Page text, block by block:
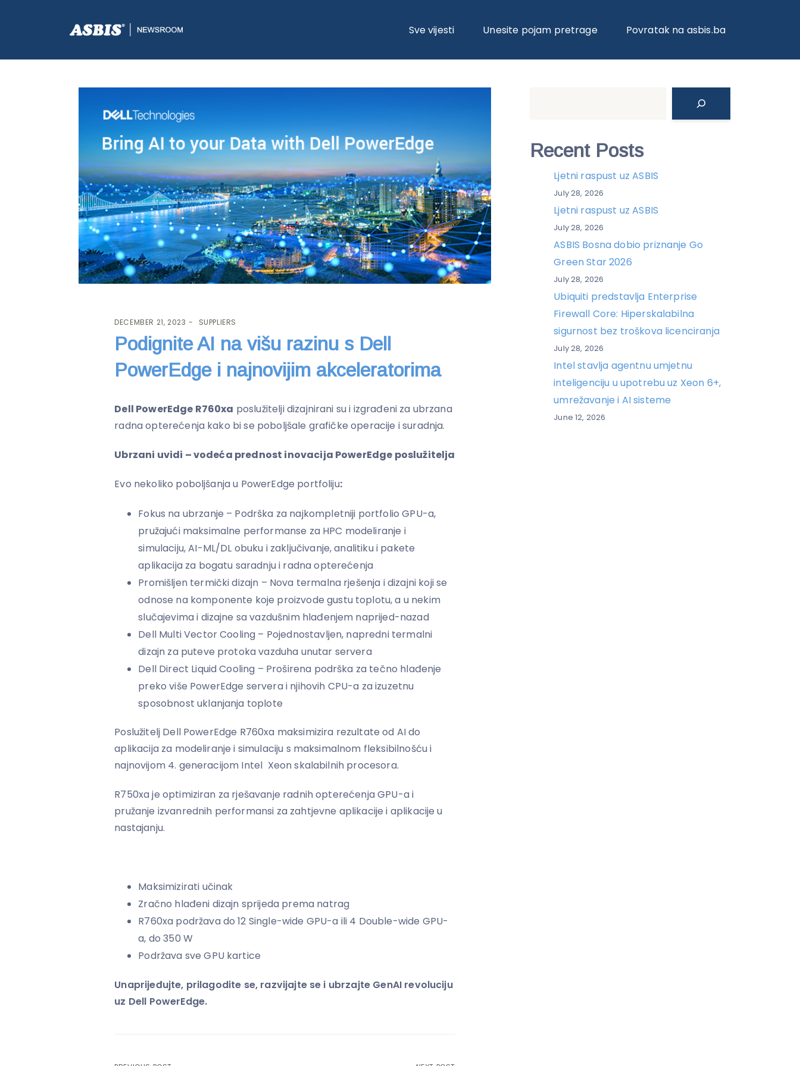
Sve vijesti Unesite pojam pretrage Povratak na asbis.ba
ASBIS.BA>SUPPLIERS> PODIGNITE AI NA VIŠU RAZINU S DELL POWEREDGE I NAJNOVIJIM AKCELERATORIMA
DECEMBER 21, 2023 SUPPLIERS
Podignite AI na višu razinu s Dell
PowerEdge i najnovijim akceleratorima
Dell PowerEdge R760xa poslužitelji dizajnirani su i izgrađeni za ubrzana
radna opterećenja kako bi se poboljšale grafičke operacije i suradnja.
Ubrzani uvidi – vodeća prednost inovacija PowerEdge poslužitelja
Evo nekoliko poboljšanja u PowerEdge portfoliju:
Fokus na ubrzanje – Podrška za najkompletniji portfolio GPU-a,
pružajući maksimalne performanse za HPC modeliranje i
simulaciju, AI-ML/DL obuku i zaključivanje, analitiku i pakete
aplikacija za bogatu saradnju i radna opterećenja
Promišljen termički dizajn – Nova termalna rješenja i dizajni koji se
odnose na komponente koje proizvode gustu toplotu, a u nekim
slučajevima i dizajne sa vazdušnim hlađenjem naprijed-nazad
Dell Multi Vector Cooling – Pojednostavljen, napredni termalni
dizajn za puteve protoka vazduha unutar servera
Dell Direct Liquid Cooling – Proširena podrška za tečno hlađenje
preko više PowerEdge servera i njihovih CPU-a za izuzetnu
sposobnost uklanjanja toplote
Poslužitelj Dell PowerEdge R760xa maksimizira rezultate od AI do
aplikacija za modeliranje i simulaciju s maksimalnom fleksibilnošću i
najnovijom 4. generacijom Intel Xeon skalabilnih procesora.
R750xa je optimiziran za rješavanje radnih opterećenja GPU-a i
pružanje izvanrednih performansi za zahtjevne aplikacije i aplikacije u
nastajanju.
Maksimizirati učinak
Zračno hlađeni dizajn sprijeda prema natrag
R760xa podržava do 12 Single-wide GPU-a ili 4 Double-wide GPU-
a, do 350 W
Podržava sve GPU kartice
Unaprijeđujte, prilagodite se, razvijajte se i ubrzajte GenAI revoluciju
uz Dell PowerEdge.
Recent Posts
Ljetni raspust uz ASBIS
July 28, 2026
Ljetni raspust uz ASBIS
July 28, 2026
ASBIS Bosna dobio priznanje Go
Green Star 2026
July 28, 2026
Ubiquiti predstavlja Enterprise
Firewall Core: Hiperskalabilna
sigurnost bez troškova licenciranja
July 28, 2026
Intel stavlja agentnu umjetnu
inteligenciju u upotrebu uz Xeon 6+,
umrežavanje i AI sisteme
June 12, 2026